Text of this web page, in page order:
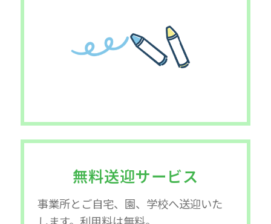
無料送迎サービス
事業所とご自宅、園、学校へ送迎いた
します。利用料は無料。